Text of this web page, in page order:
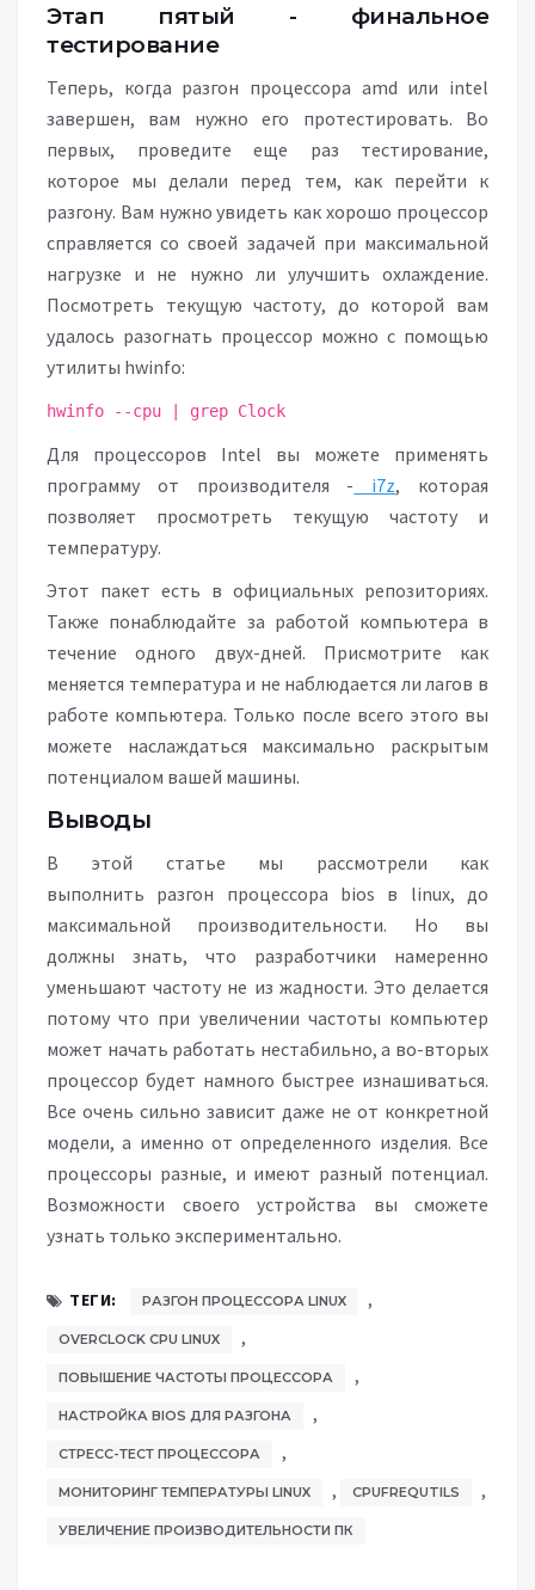
Этап пятый - финальное
тестирование
Теперь, когда разгон процессора amd или intel
завершен, вам нужно его протестировать. Во
первых, проведите еще раз тестирование,
которое мы делали перед тем, как перейти к
разгону. Вам нужно увидеть как хорошо процессор
справляется со своей задачей при максимальной
нагрузке и не нужно ли улучшить охлаждение.
Посмотреть текущую частоту, до которой вам
удалось разогнать процессор можно с помощью
утилиты hwinfo:
hwinfo --cpu | grep Clock
Для процессоров Intel вы можете применять
программу от производителя - i7z, которая
позволяет просмотреть текущую частоту и
температуру.
Этот пакет есть в официальных репозиториях.
Также понаблюдайте за работой компьютера в
течение одного двух-дней. Присмотрите как
меняется температура и не наблюдается ли лагов в
работе компьютера. Только после всего этого вы
можете наслаждаться максимально раскрытым
потенциалом вашей машины.
Выводы
В этой статье мы рассмотрели как
выполнить разгон процессора bios в linux, до
максимальной производительности. Но вы
должны знать, что разработчики намеренно
уменьшают частоту не из жадности. Это делается
потому что при увеличении частоты компьютер
может начать работать нестабильно, а во-вторых
процессор будет намного быстрее изнашиваться.
Все очень сильно зависит даже не от конкретной
модели, а именно от определенного изделия. Все
процессоры разные, и имеют разный потенциал.
Возможности своего устройства вы сможете
узнать только экспериментально.
ТЕГИ: РАЗГОН ПРОЦЕССОРА LINUX ,
OVERCLOCK CPU LINUX ,
ПОВЫШЕНИЕ ЧАСТОТЫ ПРОЦЕССОРА ,
НАСТРОЙКА BIOS ДЛЯ РАЗГОНА ,
СТРЕСС-ТЕСТ ПРОЦЕССОРА ,
МОНИТОРИНГ ТЕМПЕРАТУРЫ LINUX , CPUFREQUTILS ,
УВЕЛИЧЕНИЕ ПРОИЗВОДИТЕЛЬНОСТИ ПК